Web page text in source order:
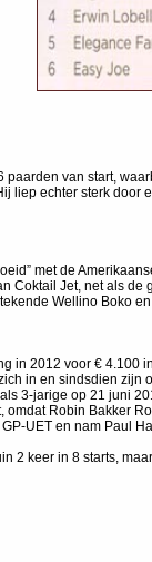
paarden van start,
liep echter sterk door
met de
Coktail Jet, net als de
Wellino Boko
in 2012 voor € 4.100
in en sindsdien zijn
3-jarige op 21 juni
Robin Bakker
UET en nam Paul
2 keer in 8 starts,